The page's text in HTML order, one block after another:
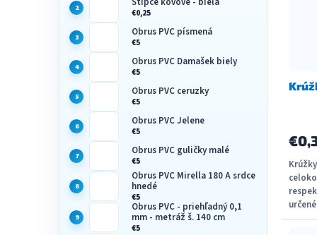
€0,25
Obrus PVC písmená
€5
Obrus PVC Damašek biely
€5
Obrus PVC ceruzky
€5
Obrus PVC Jelene
€5
Obrus PVC guličky malé
€5
Obrus PVC Mirella 180 A srdce
hnedé
€5
Obrus PVC - priehľadný 0,1
mm - metráž š. 140 cm
€5